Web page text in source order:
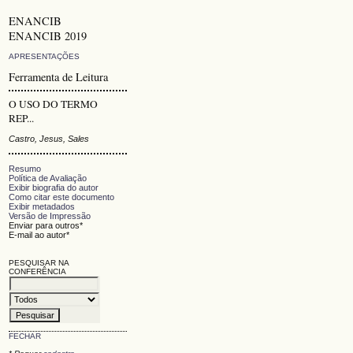
ENANCIB
ENANCIB 2019
APRESENTAÇÕES
Ferramenta de Leitura
O USO DO TERMO
REP...
Castro, Jesus, Sales
Resumo
Política de Avaliação
Exibir biografia do autor
Como citar este documento
Exibir metadados
Versão de Impressão
Enviar para outros*
E-mail ao autor*
PESQUISAR NA
CONFERÊNCIA
FECHAR